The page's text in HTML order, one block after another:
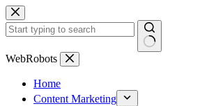
Zum
Inhalt
springen
Keine
WebRobots
Home
Content Marketing